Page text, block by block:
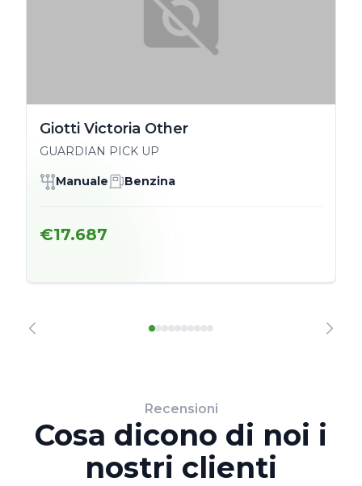
Giotti Victoria Other
GUARDIAN PICK UP
Manuale Benzina
€17.687
Recensioni
Cosa dicono di noi i
nostri clienti